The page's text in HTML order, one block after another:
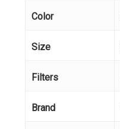
Color
Size
Filters
Brand